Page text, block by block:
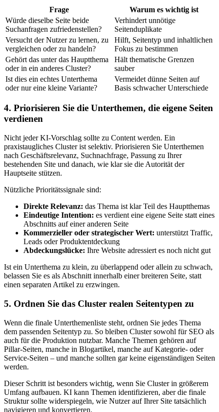
Frage
Warum es wichtig ist
Würde dieselbe Seite beide
Suchanfragen zufriedenstellen?
Verhindert unnötige
Seitenduplikate
Versucht der Nutzer zu lernen, zu
vergleichen oder zu handeln?
Hilft, Seitentyp und inhaltlichen
Fokus zu bestimmen
Gehört das unter das Hauptthema
oder in ein anderes Cluster?
Hält thematische Grenzen
sauber
Ist dies ein echtes Unterthema
oder nur eine kleine Variante?
Vermeidet dünne Seiten auf
Basis schwacher Unterschiede
4. Priorisieren Sie die Unterthemen, die eigene Seiten
verdienen
Nicht jeder KI‑Vorschlag sollte zu Content werden. Ein
praxistaugliches Cluster ist selektiv. Priorisieren Sie Unterthemen
nach Geschäftsrelevanz, Suchnachfrage, Passung zu Ihrer
bestehenden Site und danach, wie klar sie die Autorität der
Hauptseite stützen.
Nützliche Prioritätssignale sind:
Direkte Relevanz: das Thema ist klar Teil des Hauptthemas
Eindeutige Intention: es verdient eine eigene Seite statt eines
Abschnitts auf einer anderen Seite
Kommerzieller oder strategischer Wert: unterstützt Traffic,
Leads oder Produktentdeckung
Abdeckungslücke: Ihre Website adressiert es noch nicht gut
Ist ein Unterthema zu klein, zu überlappend oder allein zu schwach,
belassen Sie es als Abschnitt innerhalb einer breiteren Seite, statt
einen separaten Artikel zu erzwingen.
5. Ordnen Sie das Cluster realen Seitentypen zu
Wenn die finale Unterthemenliste steht, ordnen Sie jedes Thema
dem passenden Seitentyp zu. So bleiben Cluster sowohl für SEO als
auch für die Produktion nutzbar. Manche Themen gehören auf
Pillar‑Seiten, manche in Blogartikel, manche auf Kategorie‑ oder
Service‑Seiten – und manche sollten gar keine eigenständigen Seiten
werden.
Dieser Schritt ist besonders wichtig, wenn Sie Cluster in größerem
Umfang aufbauen. KI kann Themen identifizieren, aber die finale
Struktur sollte widerspiegeln, wie Nutzer auf Ihrer Site tatsächlich
navigieren und konvertieren.